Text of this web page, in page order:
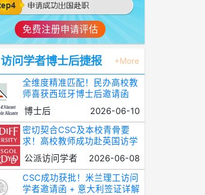
免费注册申请评估
访问学者博士后捷报 +More
全维度精准匹配！民办高校教
师喜获西班牙博士后邀请函
博士后
2026-06-10
密切契合CSC及本校青骨要
求！高校教师成功赴英国访学
公派访问学者
2026-06-08
CSC成功获批！米兰理工访问
学者邀请函 + 意大利签证详解